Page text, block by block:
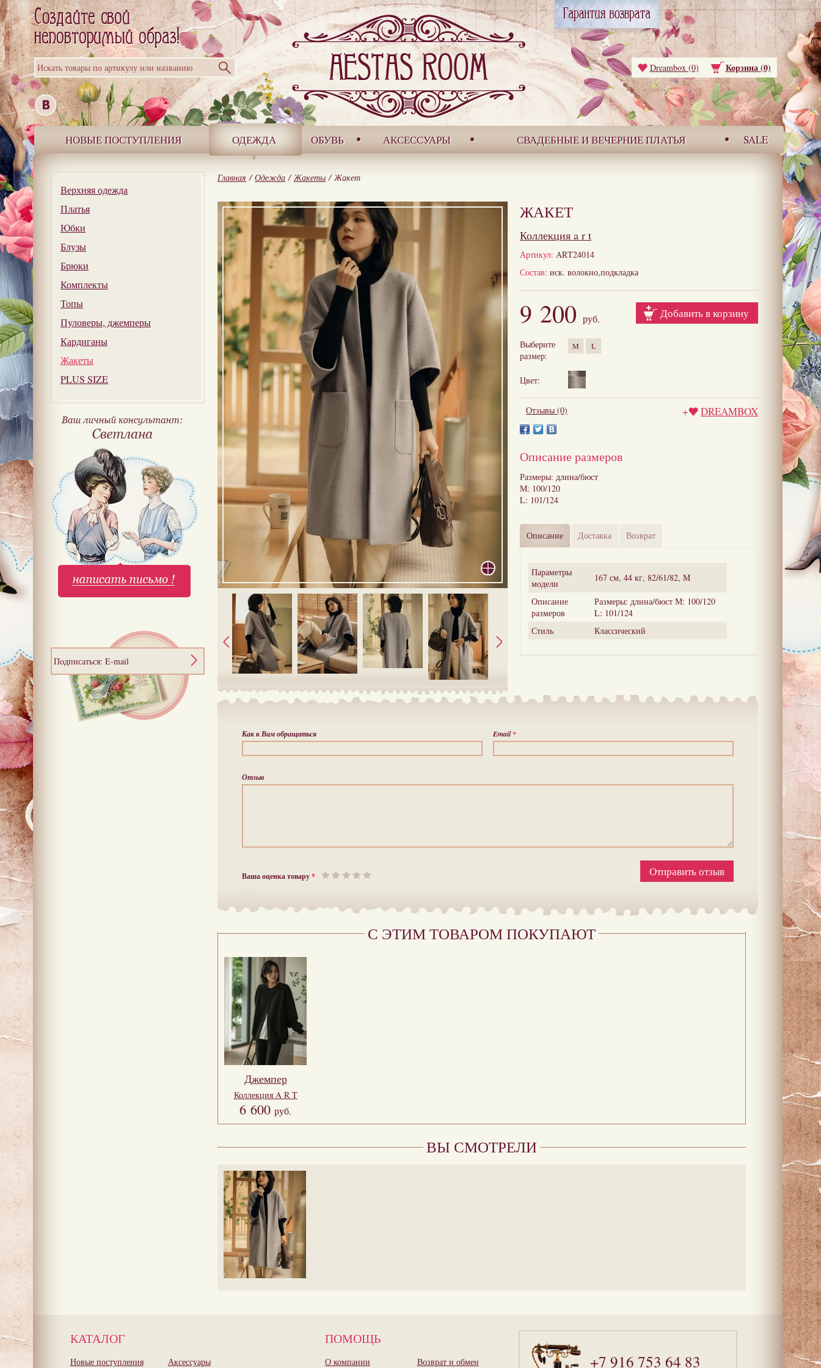
Искать товары по артикулу или названию
НОВЫЕ ПОСТУПЛЕНИЯ ОДЕЖДА ОБУВЬ АКСЕССУАРЫ СВАДЕБНЫЕ И ВЕЧЕРНИЕ ПЛАТЬЯ SALE
Dreambox (0) Корзина (0)
Верхняя одежда
Платья
Юбки
Блузы
Брюки
Комплекты
Топы
Пуловеры, джемперы
Кардиганы
Жакеты
PLUS SIZE
Подписаться: E-mail
Главная / Одежда / Жакеты / Жакет
ЖАКЕТ
Коллекция a r t
Артикул: ART24014
Состав: иск. волокно,подкладка
Добавить в корзину
9 200 руб.
Выберите
размер:
M L
Цвет:
Отзывы (0) + DREAMBOX
Описание размеров
Размеры: длина/бюст
М: 100/120
L: 101/124
Описание Доставка Возврат
Параметры
модели
167 см, 44 кг, 82/61/82, M
Описание
размеров
Размеры: длина/бюст М: 100/120
L: 101/124
Стиль
Классический
Как к Вам обращаться Email*
Отзыв
Ваша оценка товару* Отправить отзыв
С ЭТИМ ТОВАРОМ ПОКУПАЮТ
Джемпер
Коллекция A R T
6 600 руб.
ВЫ СМОТРЕЛИ
КАТАЛОГ
Новые поступления Аксессуары
ПОМОЩЬ
О компании Возврат и обмен +7 916 753 64 83